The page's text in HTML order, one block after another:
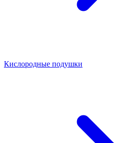
Кислородные подушки